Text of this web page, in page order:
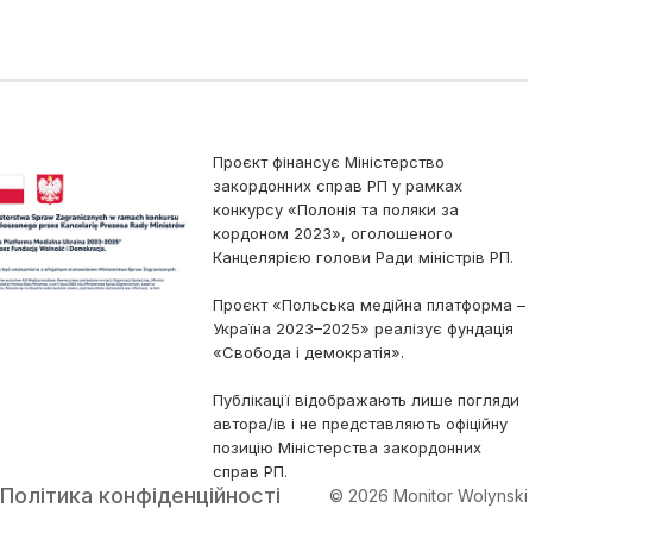
Проєкт фінансує Міністерство
закордонних справ РП у рамках
конкурсу «Полонія та поляки за
кордоном 2023», оголошеного
Канцелярією голови Ради міністрів РП.
Проєкт «Польська медійна платформа –
Україна 2023–2025» реалізує фундація
«Свобода і демократія».
Публікації відображають лише погляди
автора/ів і не представляють офіційну
позицію Міністерства закордонних
справ РП.
Політика конфіденційності © 2026 Monitor Wolynski